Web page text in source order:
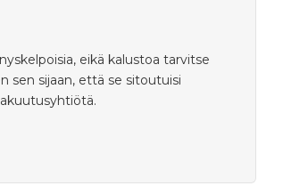
eikä kalustoa tarvitse
sen sijaan, että se sitoutuisi